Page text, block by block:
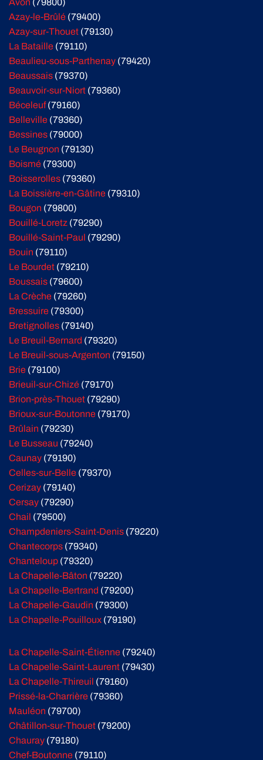
Avon (79800)
Azay-le-Brûlé (79400)
Azay-sur-Thouet (79130)
La Bataille (79110)
Beaulieu-sous-Parthenay (79420)
Beaussais (79370)
Beauvoir-sur-Niort (79360)
Béceleuf(79160)
Belleville (79360)
Bessines (79000)
Le Beugnon (79130)
Boismé (79300)
Boisserolles (79360)
La Boissière-en-Gâtine (79310)
Bougon (79800)
Bouillé-Loretz (79290)
Bouillé-Saint-Paul (79290)
Bouin (79110)
Le Bourdet (79210)
Boussais (79600)
La Crèche (79260)
Bressuire (79300)
Bretignolles (79140)
Le Breuil-Bernard (79320)
Le Breuil-sous-Argenton (79150)
Brie (79100)
Brieuil-sur-Chizé (79170)
Brion-près-Thouet (79290)
Brioux-sur-Boutonne (79170)
Brûlain (79230)
Le Busseau (79240)
Caunay (79190)
Celles-sur-Belle (79370)
Cerizay (79140)
Cersay (79290)
Chail (79500)
Champdeniers-Saint-Denis (79220)
Chantecorps (79340)
Chanteloup (79320)
La Chapelle-Bâton (79220)
La Chapelle-Bertrand (79200)
La Chapelle-Gaudin (79300)
La Chapelle-Pouilloux (79190)
La Chapelle-Saint-Étienne (79240)
La Chapelle-Saint-Laurent (79430)
La Chapelle-Thireuil (79160)
Prissé-la-Charrière (79360)
Mauléon (79700)
Châtillon-sur-Thouet (79200)
Chauray (79180)
Chef-Boutonne (79110)